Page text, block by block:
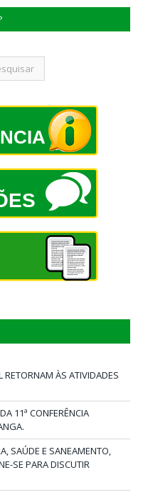
RETORNAM ÀS ATIVIDADES
11ª CONFERÊNCIA
SAÚDE E SANEAMENTO,
SE PARA DISCUTIR